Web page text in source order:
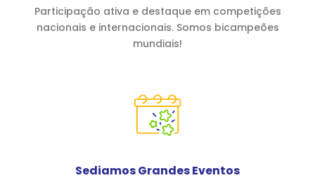
Participação ativa e destaque em competições
nacionais e internacionais. Somos bicampeões
mundiais!
Sediamos Grandes Eventos